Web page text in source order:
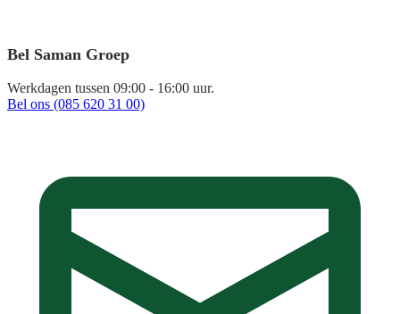
Bel Saman Groep
Werkdagen tussen 09:00 - 16:00 uur.
Bel ons (085 620 31 00)